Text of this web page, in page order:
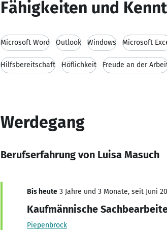
Fähigkeiten und
Microsoft Word Outlook Windows Microsoft
Hilfsbereitschaft Höflichkeit Freude an der
Werdegang
Berufserfahrung von Luisa Masuch
Bis heute 3 Jahre und 3 Monate, seit Juni
Kaufmännische
Piepenbrock